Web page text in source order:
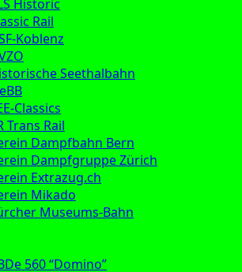
Historic
Rail
Koblenz
Seethalbahn
Classics
Trans Rail
Dampfbahn Bern
Dampfgruppe Zürich
Extrazug.ch
Mikado
Museums-Bahn
560 “Domino”